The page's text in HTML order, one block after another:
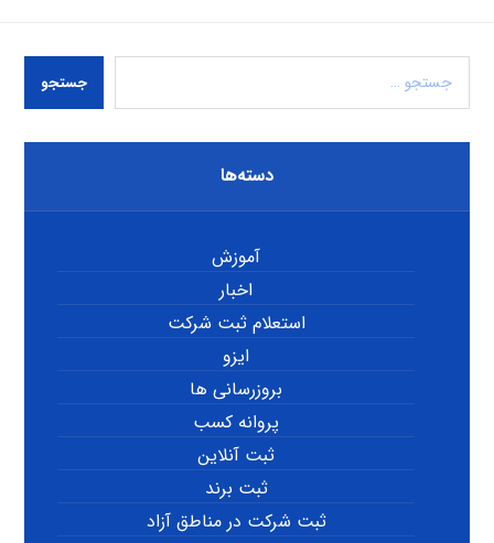
جستجو
دسته‌ها
آموزش
اخبار
استعلام ثبت شرکت
ایزو
بروزرسانی ها
پروانه کسب
ثبت آنلاین
ثبت برند
ثبت شرکت در مناطق آزاد